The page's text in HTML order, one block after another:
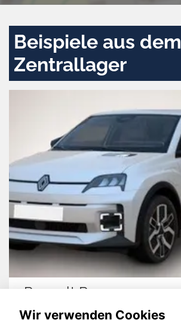
Beispiele aus dem
Zentrallager
Renault R 5
Wir verwenden Cookies